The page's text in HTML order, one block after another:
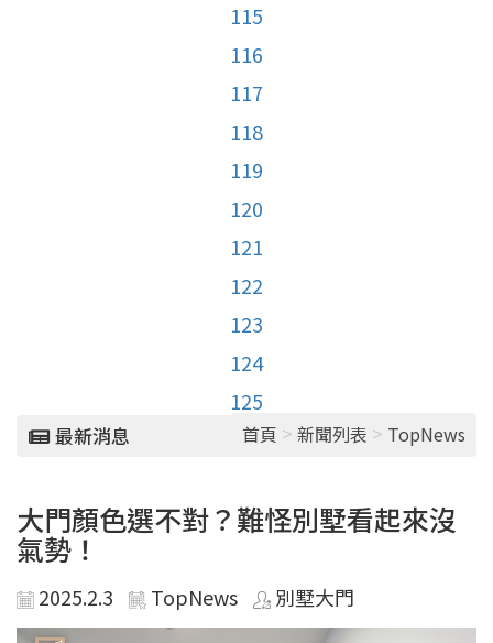
115
116
117
118
119
120
121
122
123
124
125
最新消息 首頁 > 新聞列表 > TopNews
大門顏色選不對？難怪別墅看起來沒
氣勢！
2025.2.3 TopNews 別墅大門